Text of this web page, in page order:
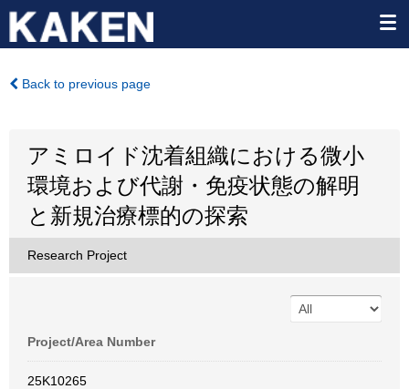
Back to previous page
アミロイド沈着組織における微小
環境および代謝・免疫状態の解明
と新規治療標的の探索
Research Project
Project/Area Number
25K10265